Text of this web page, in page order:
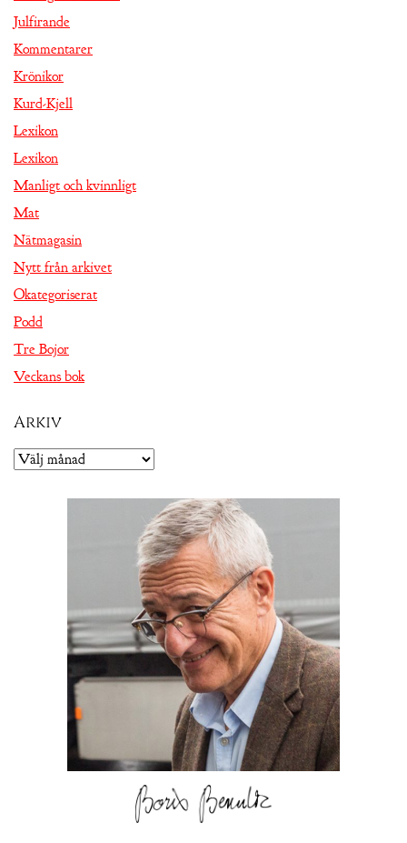
Julfirande
Kommentarer
Krönikor
Kurd-Kjell
Lexikon
Lexikon
Manligt och kvinnligt
Mat
Nätmagasin
Nytt från arkivet
Okategoriserat
Podd
Tre Bojor
Veckans bok
Arkiv
Arkiv